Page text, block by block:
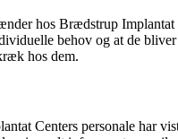
hos Brædstrup Implantat
behov og at de
hos dem.
Centers personale har